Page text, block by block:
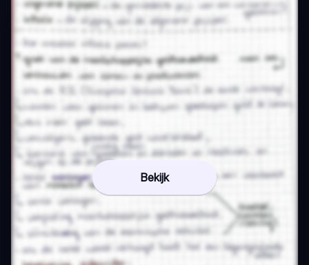
Bekijk